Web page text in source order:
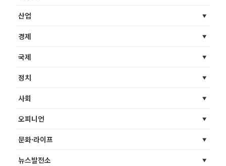
산업
경제
국제
정치
사회
오피니언
문화·라이프
뉴스발전소